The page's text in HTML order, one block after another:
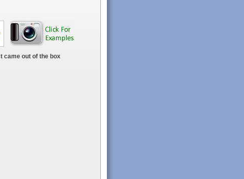
came out of the box